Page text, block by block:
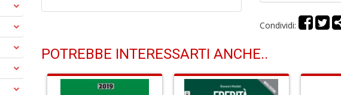
Condividi:
POTREBBE INTERESSARTI ANCHE..